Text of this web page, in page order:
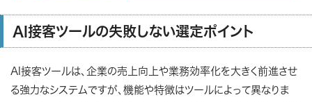
AI接客ツールの失敗しない選定ポイント
AI接客ツールは、企業の売上向上や業務効率化を大きく前進させ
る強力なシステムですが、機能や特徴はツールによって異なりま